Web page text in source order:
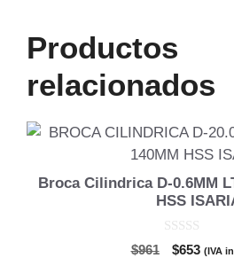
Productos
relacionados
Broca Cilindrica D-0.6MM
HSS
$961
El
$653El(IVA